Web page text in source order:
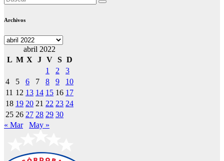
Archivos
Archivos
abril 2022
L M X J V S D
1
2
3
4
5 6 7 8 9
10
11 12 13 14 15 16 17
18 19 20 21 22 23 24
25 26 27 28 29 30
« Mar
May »